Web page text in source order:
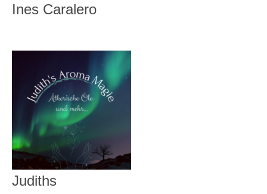
Ines Caralero
Judiths